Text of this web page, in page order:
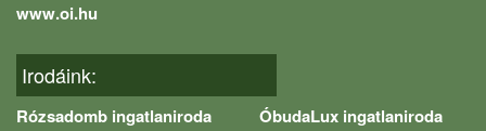
www.oi.hu
Irodáink:
Rózsadomb ingatlaniroda
ÓbudaLux ingatlaniroda